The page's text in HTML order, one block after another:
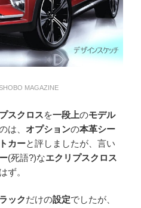
MAGAZINE
スクロスを一段上のモデル
は、 オプションの本革シー
カーと評しましたが、言い
(死語?)なエクリプスクロス
ず。
ックだけの設定でしたが、